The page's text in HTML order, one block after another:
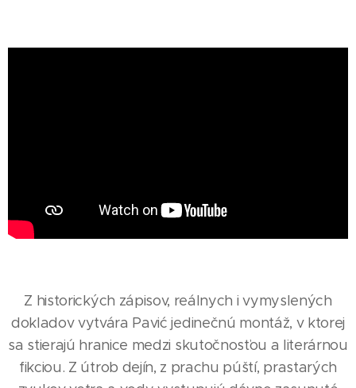
Z historických zápisov, reálnych i vymyslených
dokladov vytvára Pavić jedinečnú montáž, v ktorej
sa stierajú hranice medzi skutočnosťou a literárnou
fikciou. Z útrob dejín, z prachu púští, prastarých